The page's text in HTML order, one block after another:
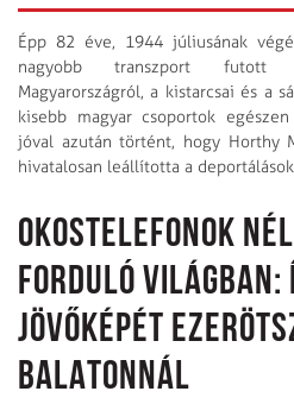
Épp 82 éve, 1944 júliusának
nagyobb transzport futott
Magyarországról, a kistarcsai és a
kisebb magyar csoportok
jóval azután történt, hogy Horthy
hivatalosan leállította a
OKOSTELEFONOK
FORDULÓ VILÁGBAN:
JÖVŐKÉPÉT
BALATONNÁL